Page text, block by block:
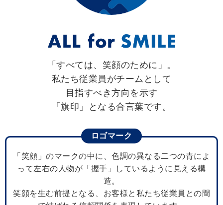
「すべては、笑顔のために」。
私たち従業員がチームとして
目指すべき方向を示す
「旗印」となる合言葉です。
ロゴマーク
「笑顔」のマークの中に、色調の異なる二つの青によ
って左右の人物が「握手」しているように見える構
造。
笑顔を生む前提となる、お客様と私たち従業員との間